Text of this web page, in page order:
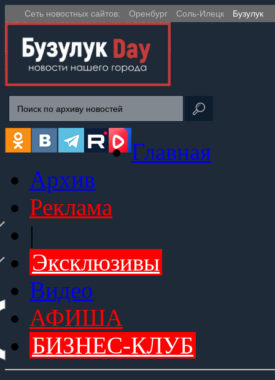
Сеть новостных сайтов: Оренбург Соль-Илецк Бузулук
Главная
Архив
Реклама
|
Эксклюзивы
Видео
АФИША
БИЗНЕС-КЛУБ